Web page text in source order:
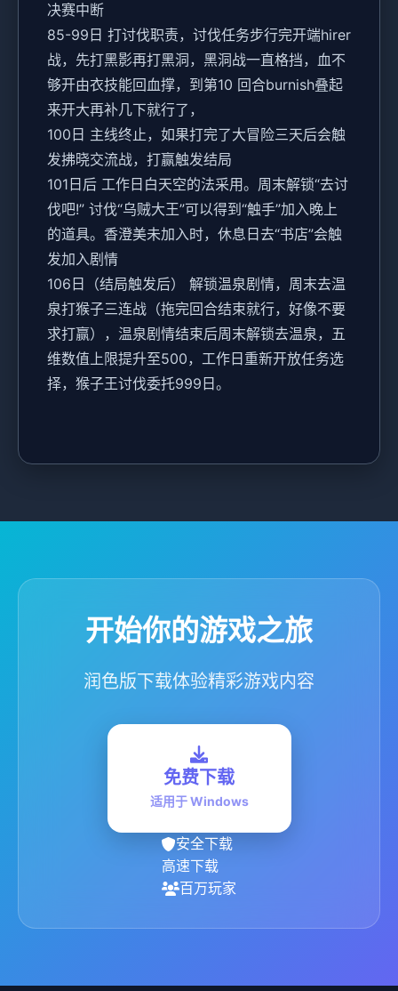
决赛中断
85-99日 打讨伐职责，讨伐任务步行完开端hirer
战，先打黑影再打黑洞，黑洞战一直格挡，血不
够开由衣技能回血撑，到第10 回合burnish叠起
来开大再补几下就行了，
100日 主线终止，如果打完了大冒险三天后会触
发拂晓交流战，打赢触发结局
101日后 工作日白天空的法采用。周末解锁“去讨
伐吧!” 讨伐“乌贼大王”可以得到“触手”加入晚上
的道具。香澄美未加入时，休息日去“书店”会触
发加入剧情
106日（结局触发后） 解锁温泉剧情，周末去温
泉打猴子三连战（拖完回合结束就行，好像不要
求打赢），温泉剧情结束后周末解锁去温泉，五
维数值上限提升至500，工作日重新开放任务选
择，猴子王讨伐委托999日。
开始你的游戏之旅
润色版下载体验精彩游戏内容
免费下载
适用于 Windows
安全下载
高速下载
百万玩家